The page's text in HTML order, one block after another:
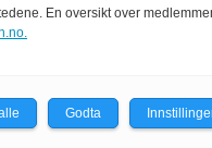
økologisk i
Kolonihagen
med å få tak
En oversikt over
Godta